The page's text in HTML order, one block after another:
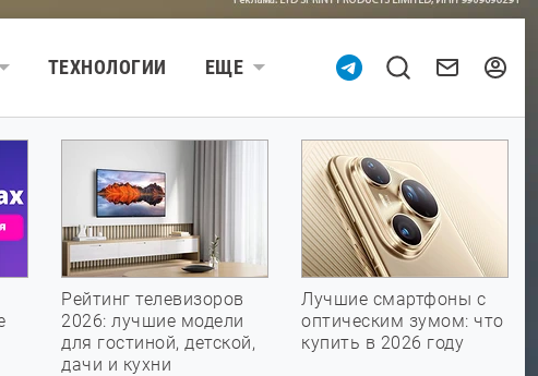
ТЕХНОЛОГИИ ЕЩЕ
Рейтинг телевизоров
2026: лучшие модели
для гостиной, детской,
дачи и кухни
Лучшие смартфоны с
оптическим зумом: что
купить в 2026 году